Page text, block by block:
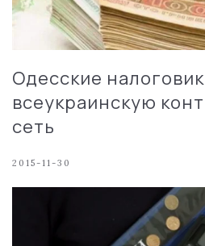
Одесские
всеукраинскую
сеть
2015-11-30